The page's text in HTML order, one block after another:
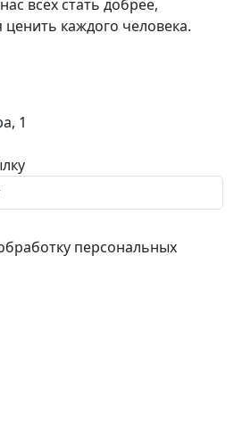
всех стать добрее,
каждого человека.
1
персональных